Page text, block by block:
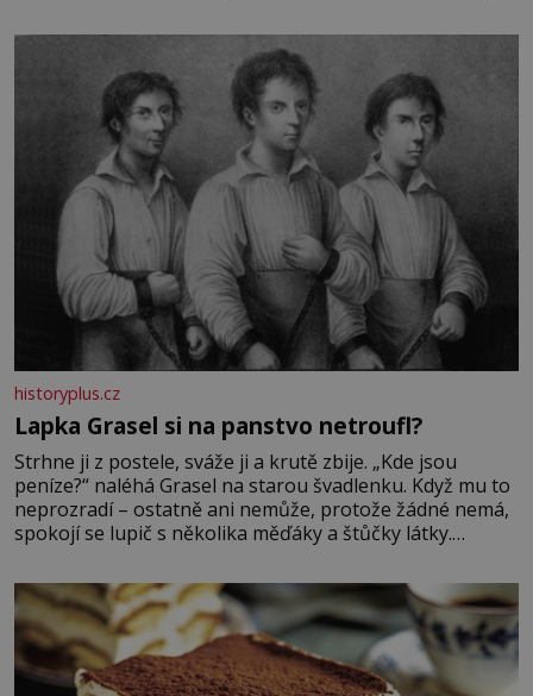
bez které si českou zahradu ani nedokážeme představit.
historyplus.cz
Lapka Grasel si na panstvo netroufl?
Strhne ji z postele, sváže ji a krutě zbije. „Kde jsou
peníze?“ naléhá Grasel na starou švadlenku. Když mu to
neprozradí – ostatně ani nemůže, protože žádné nemá,
spokojí se lupič s několika měďáky a štůčky látky.
krutý. Jeho činy budí hrůzu ještě dlouho po jeho smrti